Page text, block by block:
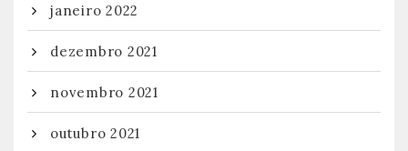
janeiro 2022
dezembro 2021
novembro 2021
outubro 2021